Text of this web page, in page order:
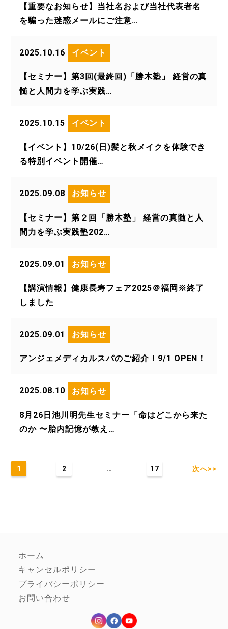
【重要なお知らせ】当社名および当社代表者名
を騙った迷惑メールにご注意…
2025.10.16 イベント
【セミナー】第3回(最終回)「勝木塾」 経営の真
髄と人間力を学ぶ実践…
2025.10.15 イベント
【イベント】10/26(日)髪と秋メイクを体験でき
る特別イベント開催…
2025.09.08 お知らせ
【セミナー】第２回「勝木塾」 経営の真髄と人
間力を学ぶ実践塾202…
2025.09.01 お知らせ
【講演情報】健康長寿フェア2025＠福岡※終了
しました
2025.09.01 お知らせ
アンジェメディカルスパのご紹介！9/1 OPEN！
2025.08.10 お知らせ
8月26日池川明先生セミナー「命はどこから来た
のか 〜胎内記憶が教え…
1 2 … 17 次へ>>
ホーム
キャンセルポリシー
プライバシーポリシー
お問い合わせ